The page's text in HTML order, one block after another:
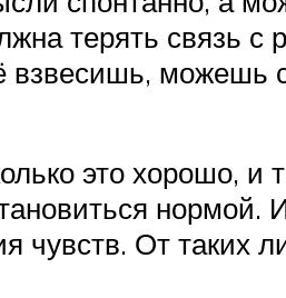
терять связь
можешь
это хорошо, и
чувств. От таких